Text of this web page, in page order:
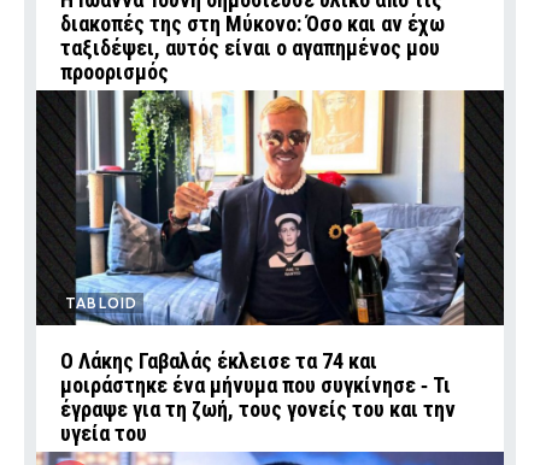
διακοπές της στη Μύκονο: Όσο και αν έχω
ταξιδέψει, αυτός είναι ο αγαπημένος μου
προορισμός
TABLOID
Ο Λάκης Γαβαλάς έκλεισε τα 74 και
μοιράστηκε ένα μήνυμα που συγκίνησε ‑ Τι
έγραψε για τη ζωή, τους γονείς του και την
υγεία του